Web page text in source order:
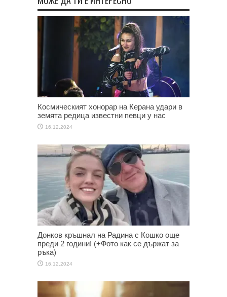
Космическият хонорар на Керана удари в
земята редица известни певци у нас
16.12.2024
Донков кръшнал на Радина с Кошко още
преди 2 години! (+Фото как се държат за
ръка)
16.12.2024